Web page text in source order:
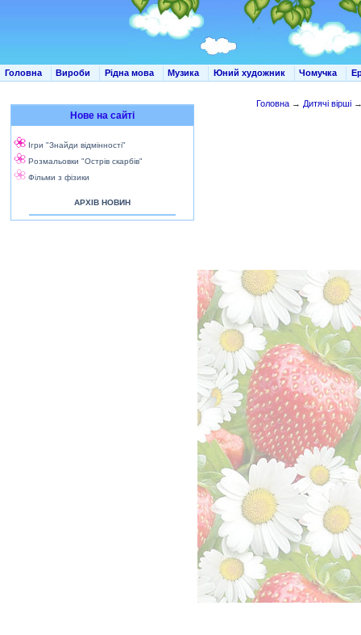
Головна Вироби Рідна мова Музика Юний художник Чомучка
Нове на сайті
Ігри "Знайди відмінності"
Розмальовки "Острів скарбів"
Фільми з фізики
АРХІВ НОВИН
Головна→ Дитячі вірші